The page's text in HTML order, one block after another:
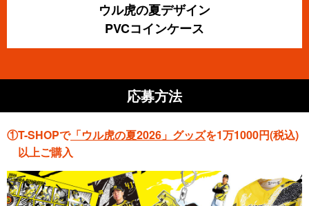
ウル虎の夏デザイン
PVCコインケース
応募方法
①T-SHOPで「ウル虎の夏2026」グッズを1万1000円(税込)
以上ご購入